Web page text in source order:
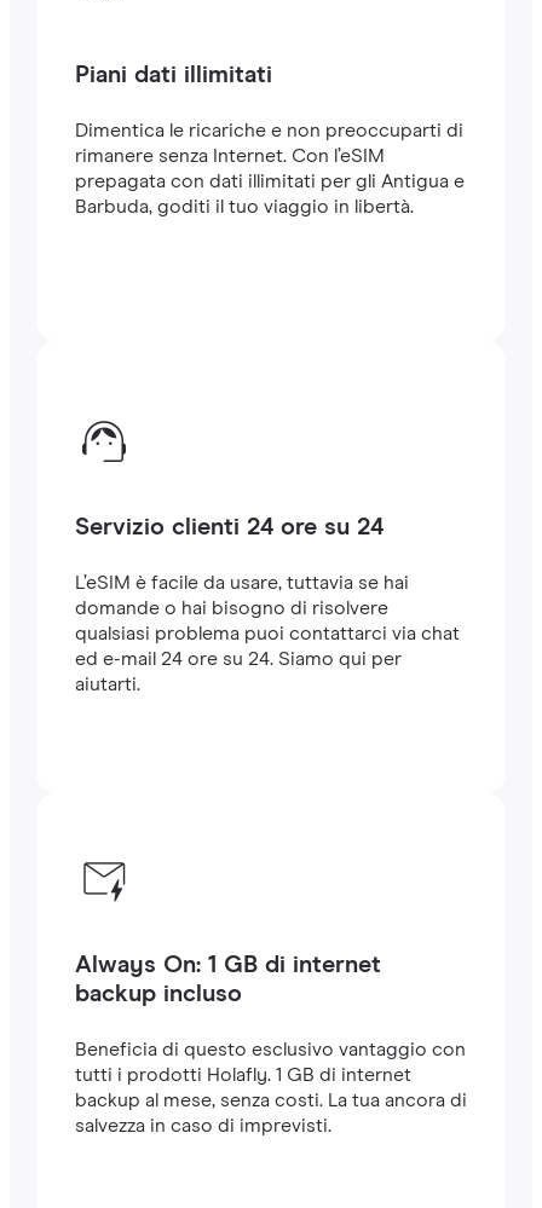
Piani dati illimitati
Dimentica le ricariche e non preoccuparti di
rimanere senza Internet. Con l’eSIM
prepagata con dati illimitati per gli Antigua e
Barbuda, goditi il tuo viaggio in libertà.
Servizio clienti 24 ore su 24
L’eSIM è facile da usare, tuttavia se hai
domande o hai bisogno di risolvere
qualsiasi problema puoi contattarci via chat
ed e-mail 24 ore su 24. Siamo qui per
aiutarti.
Always On: 1 GB di internet
backup incluso
Beneficia di questo esclusivo vantaggio con
tutti i prodotti Holafly. 1 GB di internet
backup al mese, senza costi. La tua ancora di
salvezza in caso di imprevisti.